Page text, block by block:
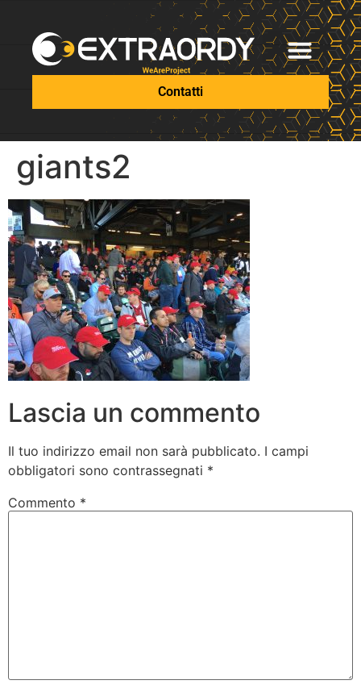
Contatti
giants2
Lascia un commento
Il tuo indirizzo email non sarà pubblicato. I campi
obbligatori sono contrassegnati *
Commento *